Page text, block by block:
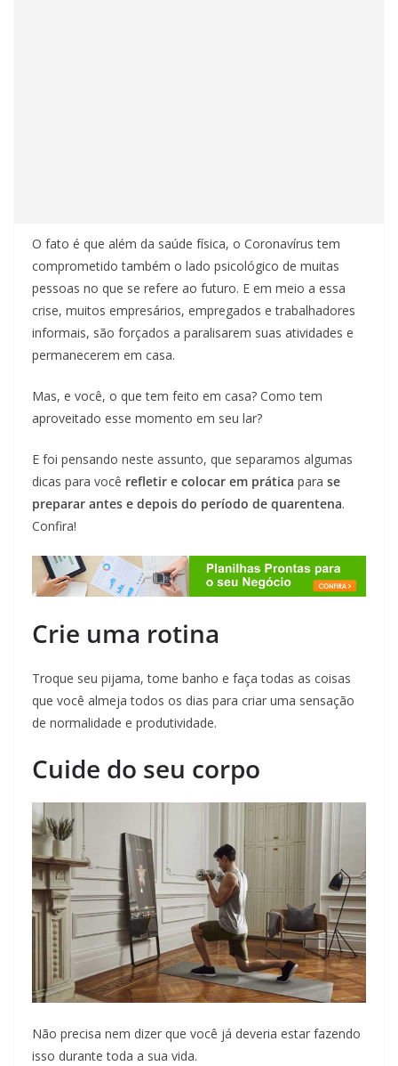
O fato é que além da saúde física, o Coronavírus tem
comprometido também o lado psicológico de muitas
pessoas no que se refere ao futuro. E em meio a essa
crise, muitos empresários, empregados e trabalhadores
informais, são forçados a paralisarem suas atividades e
permanecerem em casa.
Mas, e você, o que tem feito em casa? Como tem
aproveitado esse momento em seu lar?
E foi pensando neste assunto, que separamos algumas
dicas para você refletir e colocar em prática para se
preparar antes e depois do período de quarentena.
Confira!
Crie uma rotina
Troque seu pijama, tome banho e faça todas as coisas
que você almeja todos os dias para criar uma sensação
de normalidade e produtividade.
Cuide do seu corpo
Não precisa nem dizer que você já deveria estar fazendo
isso durante toda a sua vida.